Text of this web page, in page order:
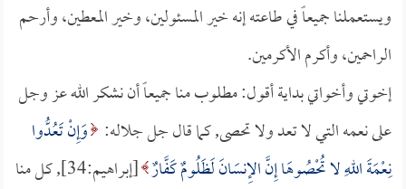
ويستعملنا جميعاً في طاعته إنه خير المسئولين، وخير المعطين، وأرحم
الراحمين، وأكرم الأكرمين.
إخوتي وأخواتي بداية أقول: مطلوب منا جميعاً أن نشكر الله عز وجل
على نعمه التي لا تعد ولا تحصى, كما قال جل جلاله: وَإِنْ تَعُدُّوا
نِعْمَةَ اللهِ لا تُحْصُوهَا إِنَّ الإِنسَانَ لَظَلُومٌ كَفَّارٌ
[إبراهيم:34], كل منا